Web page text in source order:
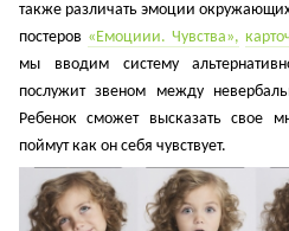
также различать эмоции
постеров «Емоциии. Чувства»,
мы вводим систему
послужит звеном между
Ребенок сможет высказать свое
поймут как он себя чувствует.